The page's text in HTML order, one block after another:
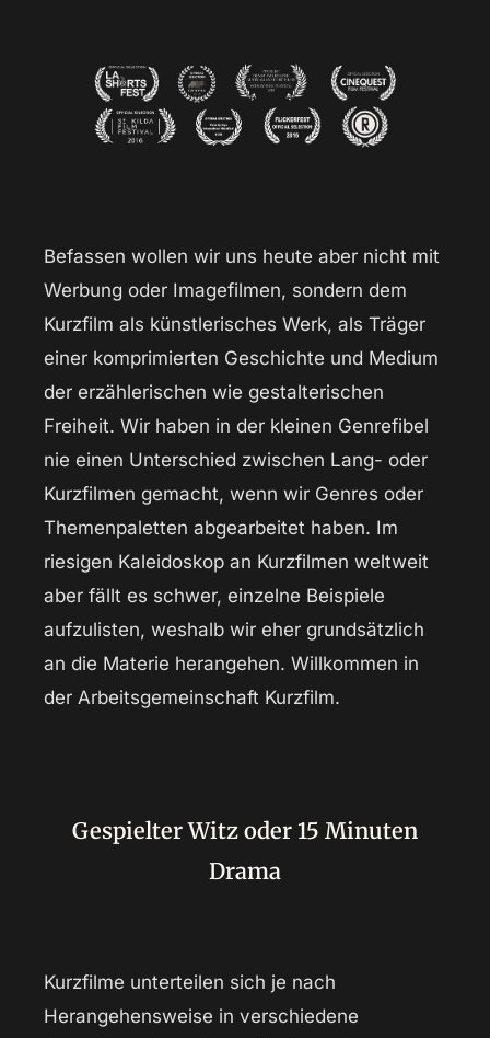
Befassen wollen wir uns heute aber nicht mit
Werbung oder Imagefilmen, sondern dem
Kurzfilm als künstlerisches Werk, als Träger
einer komprimierten Geschichte und Medium
der erzählerischen wie gestalterischen
Freiheit. Wir haben in der kleinen Genrefibel
nie einen Unterschied zwischen Lang- oder
Kurzfilmen gemacht, wenn wir Genres oder
Themenpaletten abgearbeitet haben. Im
riesigen Kaleidoskop an Kurzfilmen weltweit
aber fällt es schwer, einzelne Beispiele
aufzulisten, weshalb wir eher grundsätzlich
an die Materie herangehen. Willkommen in
der Arbeitsgemeinschaft Kurzfilm.
Gespielter Witz oder 15 Minuten
Drama
Kurzfilme unterteilen sich je nach
Herangehensweise in verschiedene